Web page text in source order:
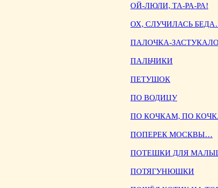
ОЙ-ЛЮЛИ, ТА-РА-РА!
ОХ, СЛУЧИЛАСЬ
ПАЛОЧКА-
ПАЛЬЧИКИ
ПЕТУШОК
ПО ВОДИЦУ
ПО КОЧКАМ, ПО
ПОПЕРЕК МОСКВЫ…
ПОТЕШКИ ДЛЯ
ПОТЯГУНЮШКИ